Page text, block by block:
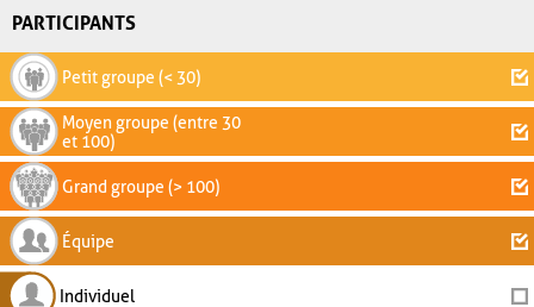
PARTICIPANTS
Petit groupe (< 30)
Moyen groupe (entre 30
et 100)
Grand groupe (> 100)
Équipe
Individuel